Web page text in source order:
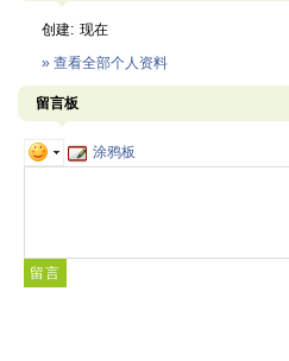
创建: 现在
» 查看全部个人资料
留言板
涂鸦板